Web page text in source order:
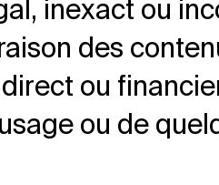
inexact ou
des
ou
ou de